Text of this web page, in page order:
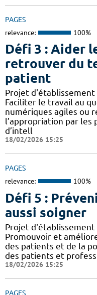
PAGES
relevance: 100%
Défi 3 : Aider
retrouver du
patient
Projet d'établissement
Faciliter le travail au
numériques agiles ou
l’appropriation par les
d’intell
18/02/2026 15:25
PAGES
relevance: 100%
Défi 5 :
aussi soigner
Projet d'établissement
Promouvoir et
des patients et de la
des patients et
18/02/2026 15:25
PAGES